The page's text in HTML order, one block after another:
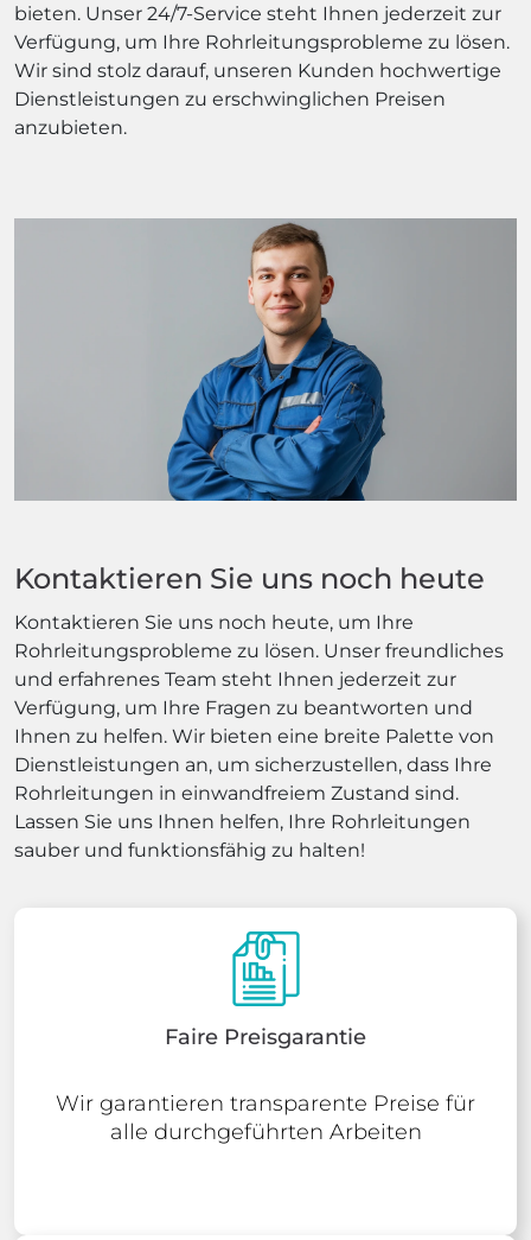
bieten. Unser 24/7-Service steht Ihnen jederzeit zur
Verfügung, um Ihre Rohrleitungsprobleme zu lösen.
Wir sind stolz darauf, unseren Kunden hochwertige
Dienstleistungen zu erschwinglichen Preisen
anzubieten.
Kontaktieren Sie uns noch heute
Kontaktieren Sie uns noch heute, um Ihre
Rohrleitungsprobleme zu lösen. Unser freundliches
und erfahrenes Team steht Ihnen jederzeit zur
Verfügung, um Ihre Fragen zu beantworten und
Ihnen zu helfen. Wir bieten eine breite Palette von
Dienstleistungen an, um sicherzustellen, dass Ihre
Rohrleitungen in einwandfreiem Zustand sind.
Lassen Sie uns Ihnen helfen, Ihre Rohrleitungen
sauber und funktionsfähig zu halten!
Faire Preisgarantie
Wir garantieren transparente Preise für
alle durchgeführten Arbeiten